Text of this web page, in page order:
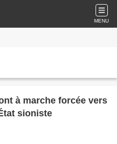
MENU
à marche forcée vers
sioniste